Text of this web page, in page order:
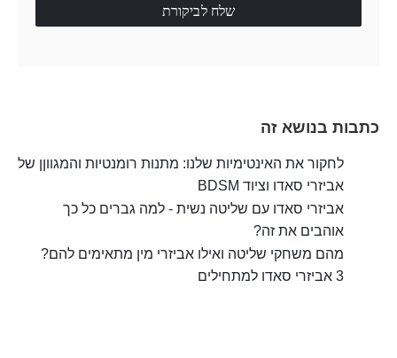
שלח לביקורת
כתבות בנושא זה
לחקור את האינטימיות שלנו: מתנות רומנטיות והמגווןן של
אביזרי סאדו וציוד BDSM
אביזרי סאדו עם שליטה נשית - למה גברים כל כך
אוהבים את זה?
מהם משחקי שליטה ואילו אביזרי מין מתאימים להם?
3 אביזרי סאדו למתחילים